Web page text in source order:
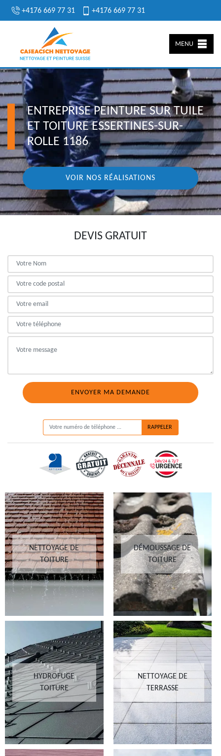
+4176 669 77 31 +4176 669 77 31
MENU
ENTREPRISE PEINTURE SUR TUILE
ET TOITURE ESSERTINES-SUR-
ROLLE 1186
VOIR NOS RÉALISATIONS
DEVIS GRATUIT
NETTOYAGE DE
TOITURE
DÉMOUSSAGE DE
TOITURE
HYDROFUGE
TOITURE
NETTOYAGE DE
TERRASSE